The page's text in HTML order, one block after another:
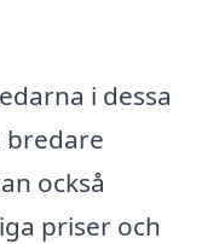
i dessa
bredare
också
priser och